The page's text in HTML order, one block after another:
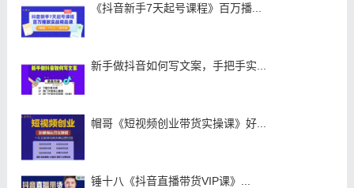
《抖音新手7天起号课程》百万播...
新手做抖音如何写文案，手把手实...
帽哥《短视频创业带货实操课》好...
锤十八《抖音直播带货VIP课》...